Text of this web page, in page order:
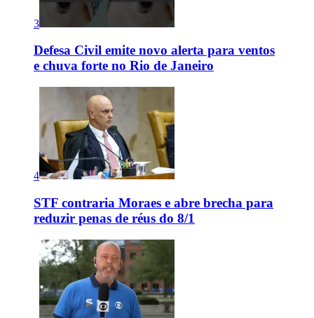
3
Defesa Civil emite novo alerta para ventos
e chuva forte no Rio de Janeiro
4
STF contraria Moraes e abre brecha para
reduzir penas de réus do 8/1